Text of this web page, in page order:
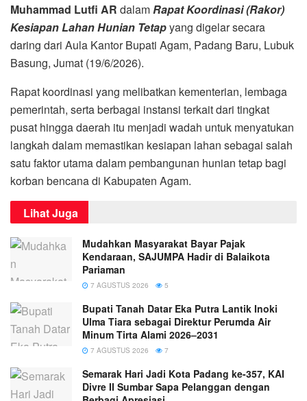
Muhammad Lutfi AR dalamRapat Koordinasi (Rakor)
Kesiapan Lahan Hunian Tetapyang digelar secara
daring dari Aula Kantor Bupati Agam, Padang Baru, Lubuk
Basung, Jumat (19/6/2026).
Rapat koordinasi yang melibatkan kementerian, lembaga
pemerintah, serta berbagai instansi terkait dari tingkat
pusat hingga daerah itu menjadi wadah untuk menyatukan
langkah dalam memastikan kesiapan lahan sebagai salah
satu faktor utama dalam pembangunan hunian tetap bagi
korban bencana di Kabupaten Agam.
Lihat Juga
Mudahkan Masyarakat Bayar Pajak
Kendaraan, SAJUMPA Hadir di Balaikota
Pariaman
7 AGUSTUS 2026 5
Bupati Tanah Datar Eka Putra Lantik Inoki
Ulma Tiara sebagai Direktur Perumda Air
Minum Tirta Alami 2026–2031
7 AGUSTUS 2026 7
Semarak Hari Jadi Kota Padang ke-357, KAI
Divre II Sumbar Sapa Pelanggan dengan